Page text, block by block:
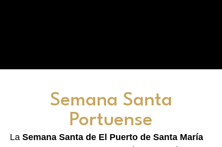
Semana Santa
Portuense
La Semana Santa de El Puerto de Santa María